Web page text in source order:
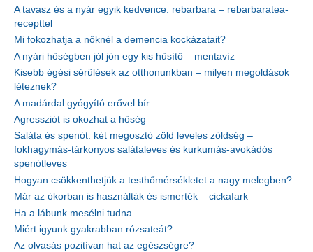
A tavasz és a nyár egyik kedvence: rebarbara – rebarbaratea-
recepttel
Mi fokozhatja a nőknél a demencia kockázatait?
A nyári hőségben jól jön egy kis hűsítő – mentavíz
Kisebb égési sérülések az otthonunkban – milyen megoldások
léteznek?
A madárdal gyógyító erővel bír
Agressziót is okozhat a hőség
Saláta és spenót: két megosztó zöld leveles zöldség –
fokhagymás-tárkonyos salátaleves és kurkumás-avokádós
spenótleves
Hogyan csökkenthetjük a testhőmérsékletet a nagy melegben?
Már az ókorban is használták és ismerték – cickafark
Ha a lábunk mesélni tudna…
Miért igyunk gyakrabban rózsateát?
Az olvasás pozitívan hat az egészségre?